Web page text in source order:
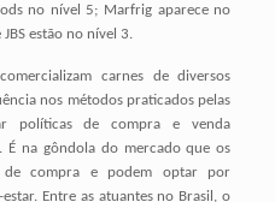
no nível 5; Marfrig aparece no
estão no nível 3.
carnes de diversos
nos métodos praticados pelas
políticas de compra e venda
É na gôndola do mercado que os
de compra e podem optar por
Entre as atuantes no Brasil, o